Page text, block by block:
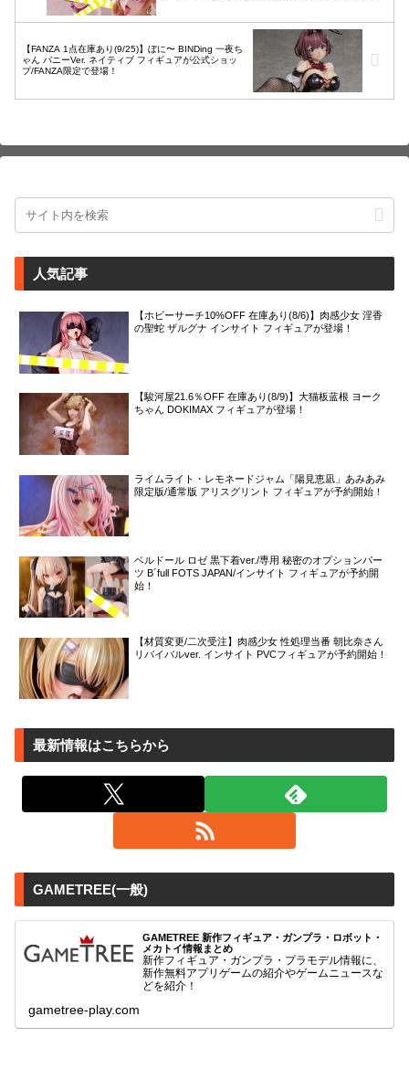
【FANZA 1点在庫あり(9/25)】ぼに〜 BINDing 一夜ち
ゃん バニーVer. ネイティブ フィギュアが公式ショッ
プ/FANZA限定で登場！
人気記事
【ホビーサーチ10%OFF 在庫あり(8/6)】肉感少女 淫香
の聖蛇 ザルグナ インサイト フィギュアが登場！
【駿河屋21.6％OFF 在庫あり(8/9)】大猫板蓝根 ヨーク
ちゃん DOKIMAX フィギュアが登場！
ライムライト・レモネードジャム「陽見恵凪」あみあみ
限定版/通常版 アリスグリント フィギュアが予約開始！
ベルドール ロゼ 黒下着ver./専用 秘密のオプションパー
ツ B´full FOTS JAPAN/インサイト フィギュアが予約開
始！
【材質変更/二次受注】肉感少女 性処理当番 朝比奈さん
リバイバルver. インサイト PVCフィギュアが予約開始！
最新情報はこちらから
GAMETREE(一般)
GAMETREE 新作フィギュア・ガンプラ・ロボット・
メカトイ情報まとめ
新作フィギュア・ガンプラ・プラモデル情報に、
新作無料アプリゲームの紹介やゲームニュースな
どを紹介！
gametree-play.com